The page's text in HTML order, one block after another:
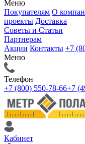
Меню
Покупателям О
проекты Доставка
Советы и Статьи
Партнерам
Акции Контакты +7
Меню
Телефон
+7 (800) 550-78-66+7
Кабинет